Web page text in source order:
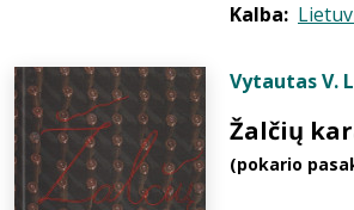
Kalba:
Vytautas V.
Žalčių
(pokario